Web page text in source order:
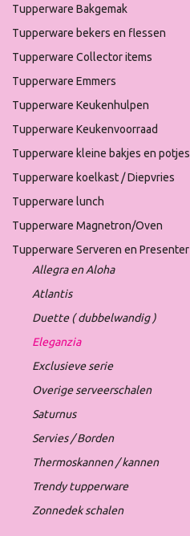
Tupperware Bakgemak
Tupperware bekers en flessen
Tupperware Collector items
Tupperware Emmers
Tupperware Keukenhulpen
Tupperware Keukenvoorraad
Tupperware kleine bakjes en potjes
Tupperware koelkast / Diepvries
Tupperware lunch
Tupperware Magnetron/Oven
Tupperware Serveren en Presenter
Allegra en Aloha
Atlantis
Duette ( dubbelwandig )
Eleganzia
Exclusieve serie
Overige serveerschalen
Saturnus
Servies / Borden
Thermoskannen / kannen
Trendy tupperware
Zonnedek schalen